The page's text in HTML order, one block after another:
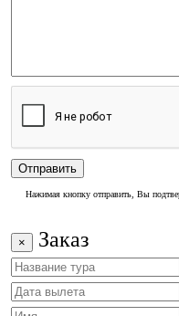
Нажимая кнопку отправить, Вы
× Заказ